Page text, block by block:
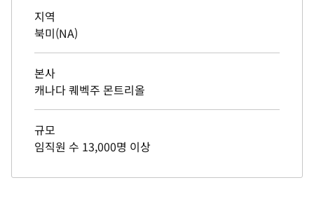
지역
북미(NA)
본사
캐나다 퀘벡주 몬트리올
규모
임직원 수 13,000명 이상